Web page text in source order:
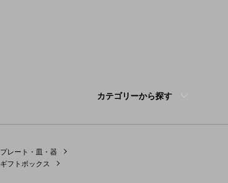
カテゴリーから探す
プレート・皿・器
ギフトボックス